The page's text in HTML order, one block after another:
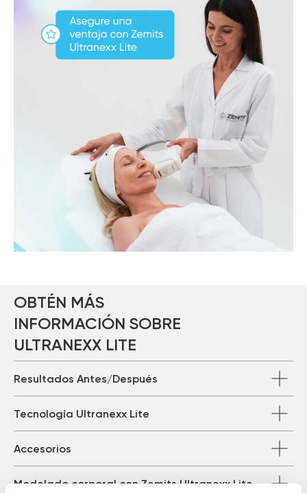
OBTÉN MÁS
INFORMACIÓN SOBRE
ULTRANEXX LITE
Resultados Antes/Después
Tecnología Ultranexx Lite
Accesorios
Modelado corporal con Zemits Ultranexx Lite